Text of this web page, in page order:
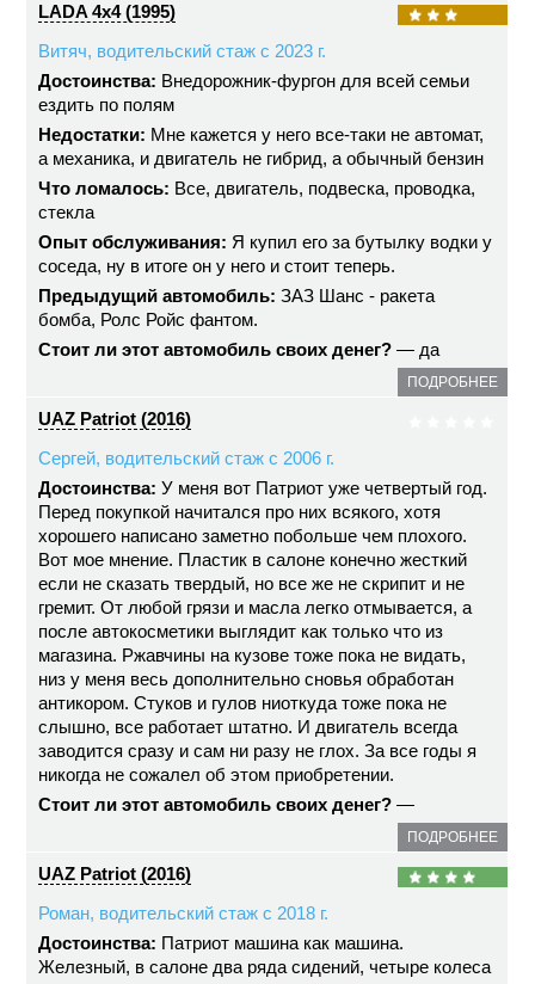
LADA 4x4 (1995)
Витяч, водительский стаж с 2023 г.
Достоинства: Внедорожник-фургон для всей семьи
ездить по полям
Недостатки: Мне кажется у него все-таки не автомат,
а механика, и двигатель не гибрид, а обычный бензин
Что ломалось: Все, двигатель, подвеска, проводка,
стекла
Опыт обслуживания: Я купил его за бутылку водки у
соседа, ну в итоге он у него и стоит теперь.
Предыдущий автомобиль: ЗАЗ Шанс - ракета
бомба, Ролс Ройс фантом.
Стоит ли этот автомобиль своих денег? — да
ПОДРОБНЕЕ
UAZ Patriot (2016)
Сергей, водительский стаж с 2006 г.
Достоинства: У меня вот Патриот уже четвертый год.
Перед покупкой начитался про них всякого, хотя
хорошего написано заметно побольше чем плохого.
Вот мое мнение. Пластик в салоне конечно жесткий
если не сказать твердый, но все же не скрипит и не
гремит. От любой грязи и масла легко отмывается, а
после автокосметики выглядит как только что из
магазина. Ржавчины на кузове тоже пока не видать,
низ у меня весь дополнительно сновья обработан
антикором. Стуков и гулов ниоткуда тоже пока не
слышно, все работает штатно. И двигатель всегда
заводится сразу и сам ни разу не глох. За все годы я
никогда не сожалел об этом приобретении.
Стоит ли этот автомобиль своих денег? —
ПОДРОБНЕЕ
UAZ Patriot (2016)
Роман, водительский стаж с 2018 г.
Достоинства: Патриот машина как машина.
Железный, в салоне два ряда сидений, четыре колеса